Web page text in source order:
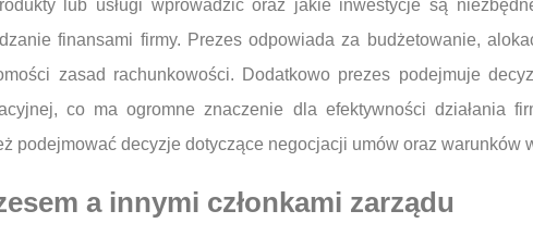
lub usługi wprowadzić oraz jakie inwestycje są
finansami firmy. Prezes odpowiada za budżetowanie,
zasad rachunkowości. Dodatkowo prezes podejmuje
co ma ogromne znaczenie dla efektywności działania
podejmować decyzje dotyczące negocjacji umów oraz warunków
a innymi członkami zarządu